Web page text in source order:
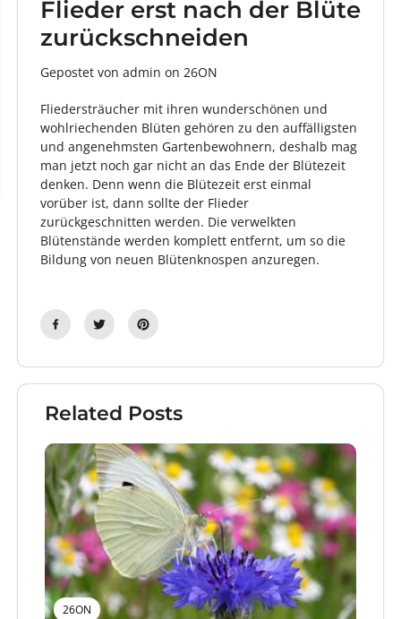
Flieder erst nach der Blüte
zurückschneiden
Gepostet von admin on 26ON
Fliedersträucher mit ihren wunderschönen und
wohlriechenden Blüten gehören zu den auffälligsten
und angenehmsten Gartenbewohnern, deshalb mag
man jetzt noch gar nicht an das Ende der Blütezeit
denken. Denn wenn die Blütezeit erst einmal
vorüber ist, dann sollte der Flieder
zurückgeschnitten werden. Die verwelkten
Blütenstände werden komplett entfernt, um so die
Bildung von neuen Blütenknospen anzuregen.
Related Posts
26ON